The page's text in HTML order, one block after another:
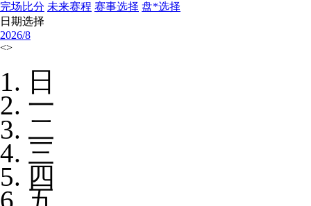
完场比分 未来赛程 赛事选择 盘*选择
日期选择
2026/8
<>
日
一
二
三
四